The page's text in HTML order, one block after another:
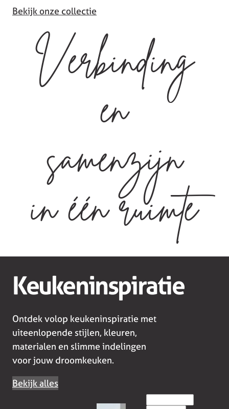
Bekijk onze collectie
Verbinding
en
samenzijn
in één ruimte
Keukeninspiratie
Ontdek volop keukeninspiratie met
uiteenlopende stijlen, kleuren,
materialen en slimme indelingen
voor jouw droomkeuken.
Bekijk alles